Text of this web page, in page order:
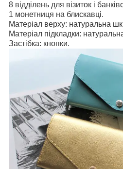
8 відділень для візиток і
1 монетниця на блискавці.
Матеріал верху: натуральна
Матеріал підкладки:
Застібка: кнопки.